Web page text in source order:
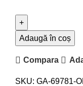
Adaugă în coș
Compara
SKU: GA-69781-